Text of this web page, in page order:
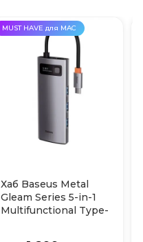
MUST HAVE для MAC
Хаб Baseus Metal
Gleam Series 5-in-1
Multifunctional Type-